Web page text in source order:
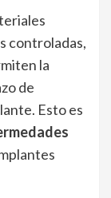
controladas,
la
de
Esto es